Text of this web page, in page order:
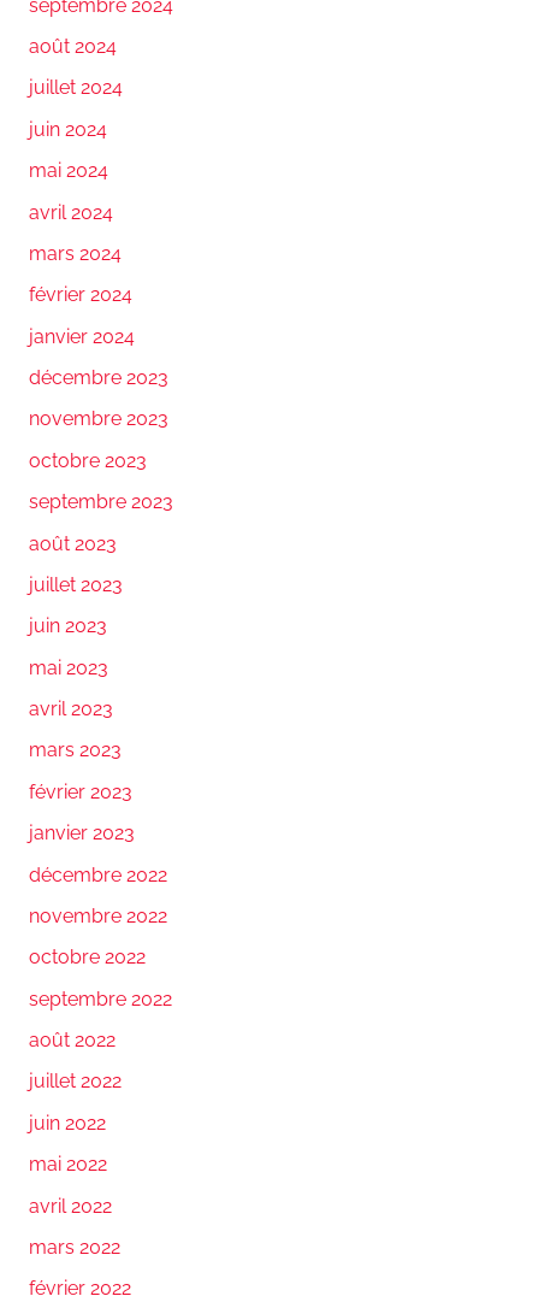
septembre 2024
août 2024
juillet 2024
juin 2024
mai 2024
avril 2024
mars 2024
février 2024
janvier 2024
décembre 2023
novembre 2023
octobre 2023
septembre 2023
août 2023
juillet 2023
juin 2023
mai 2023
avril 2023
mars 2023
février 2023
janvier 2023
décembre 2022
novembre 2022
octobre 2022
septembre 2022
août 2022
juillet 2022
juin 2022
mai 2022
avril 2022
mars 2022
février 2022